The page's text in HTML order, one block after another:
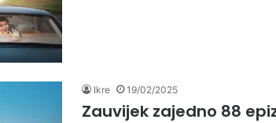
Ikre 19/02/2025
Zauvijek zajedno 88